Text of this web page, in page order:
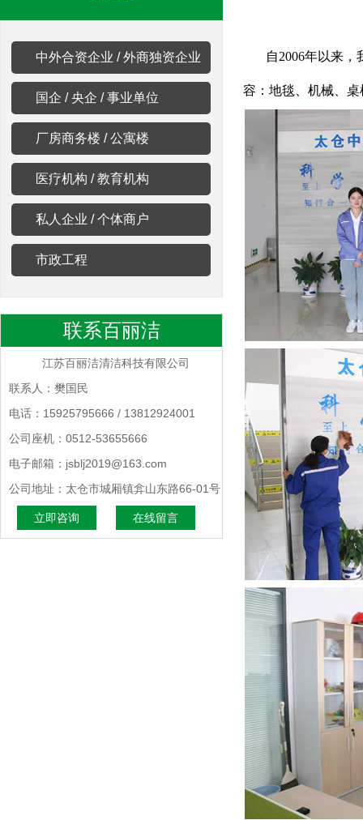
中外合资企业 / 外商独资企业
国企 / 央企 / 事业单位
厂房商务楼 / 公寓楼
医疗机构 / 教育机构
私人企业 / 个体商户
市政工程
联系百丽洁
江苏百丽洁清洁科技有限公司
联系人：樊国民
电话：15925795666 / 13812924001
公司座机：0512-53655666
电子邮箱：jsblj2019@163.com
公司地址：太仓市城厢镇弇山东路66-01号
立即咨询 在线留言
自2006年以来
容：地毯、机械、